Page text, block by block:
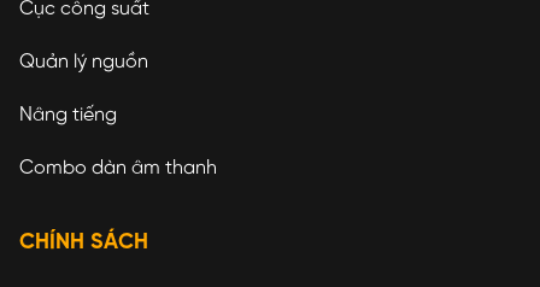
Cục công suất
Quản lý nguồn
Nâng tiếng
Combo dàn âm thanh
CHÍNH SÁCH